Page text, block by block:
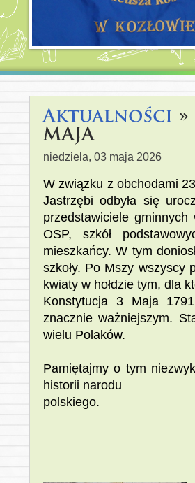
niedziela, 03 maja 2026
W związku z obchodami
Jastrzębi odbyła się
przedstawiciele gminnych
OSP, szkół
mieszkańcy. W tym
szkoły. Po Mszy wszyscy
kwiaty w hołdzie tym, dla
Konstytucja 3 Maja
znacznie ważniejszym.
wielu Polaków.
Pamiętajmy o tym
historii narodu
polskiego.